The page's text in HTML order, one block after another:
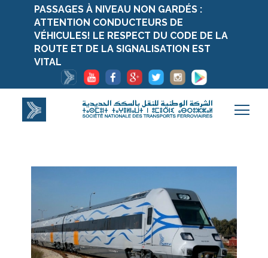
PASSAGES À NIVEAU NON GARDÉS :
ATTENTION CONDUCTEURS DE
VÉHICULES! LE RESPECT DU CODE DE LA
ROUTE ET DE LA SIGNALISATION EST
VITAL